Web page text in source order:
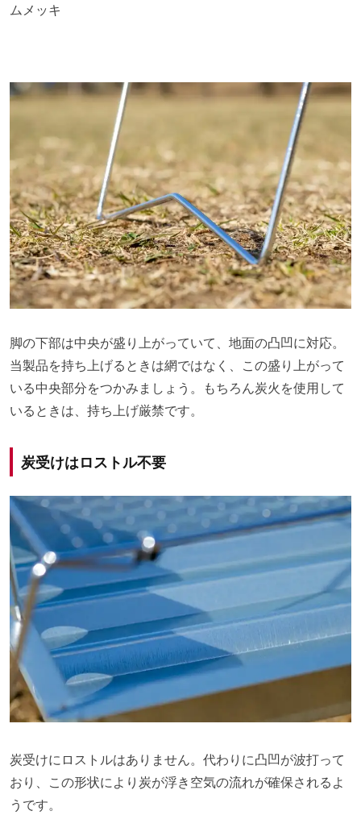
ムメッキ
脚の下部は中央が盛り上がっていて、地面の凸凹に対応。
当製品を持ち上げるときは網ではなく、この盛り上がって
いる中央部分をつかみましょう。もちろん炭火を使用して
いるときは、持ち上げ厳禁です。
炭受けはロストル不要
炭受けにロストルはありません。代わりに凸凹が波打って
おり、この形状により炭が浮き空気の流れが確保されるよ
うです。